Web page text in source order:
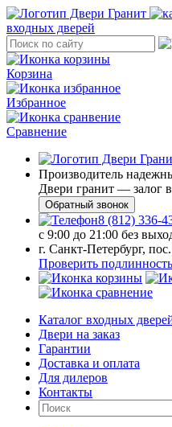
входных дверей
Корзина
Избранное
Сравнение
Производитель
Двери гранит — залог
Обратный звонок
8 (812) 336-
с 9:00 до 21:00 без
г. Санкт-Петербург,
Проверить подлинность
Каталог входных
Двери на заказ
Гарантии
Доставка и оплата
Для дилеров
Контакты